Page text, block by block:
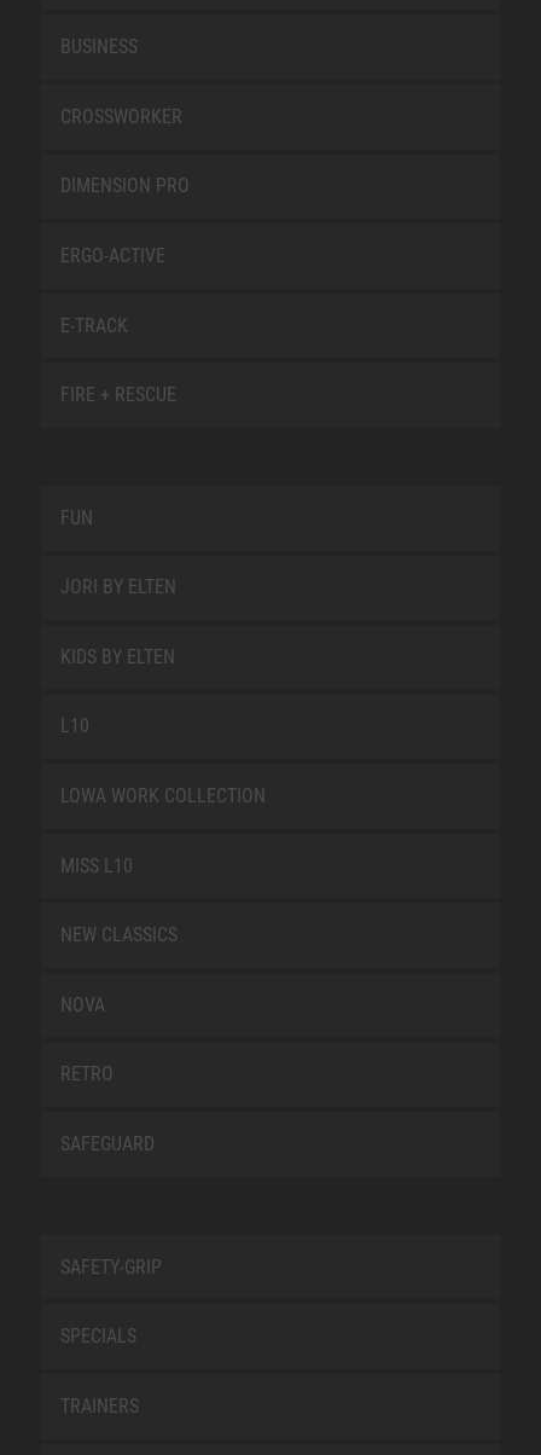
BUSINESS
CROSSWORKER
DIMENSION PRO
ERGO-ACTIVE
E-TRACK
FIRE + RESCUE
FUN
JORI BY ELTEN
KIDS BY ELTEN
L10
LOWA WORK COLLECTION
MISS L10
NEW CLASSICS
NOVA
RETRO
SAFEGUARD
SAFETY-GRIP
SPECIALS
TRAINERS